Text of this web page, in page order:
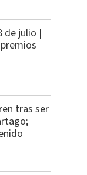
de julio |
tras ser